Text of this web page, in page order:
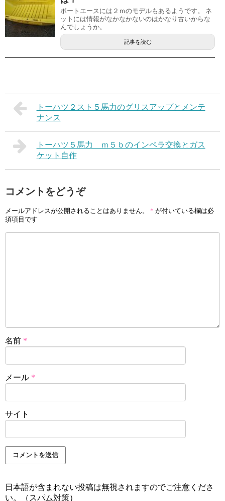
ボートエースには２ｍのモデルもあるようです。 ネ
ットには情報がなかなかないのはかなり古いからな
んでしょうか。
記事を読む
トーハツ２スト５馬力のグリスアップとメンテ
ナンス
トーハツ５馬力 ｍ５ｂのインペラ交換とガス
ケット自作
コメントをどうぞ
メールアドレスが公開されることはありません。 * が付いている欄は必
須項目です
名前 *
メール *
サイト
日本語が含まれない投稿は無視されますのでご注意くださ
い。（スパム対策）